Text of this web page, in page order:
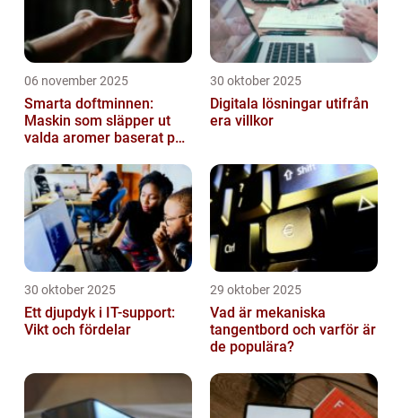
06 november 2025
Smarta doftminnen:
Maskin som släpper ut
valda aromer baserat på
30 oktober 2025
Digitala lösningar utifrån
era villkor
30 oktober 2025
Ett djupdyk i IT-support:
Vikt och fördelar
29 oktober 2025
Vad är mekaniska
tangentbord och varför är
de populära?